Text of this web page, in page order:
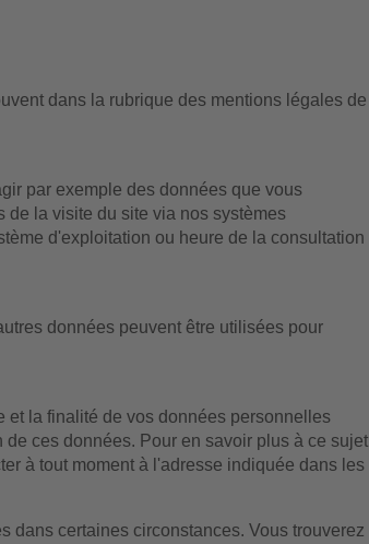
dans la rubrique des mentions légales de
par exemple des données que vous
de la visite du site via nos systèmes
d'exploitation ou heure de la consultation
données peuvent être utilisées pour
et la finalité de vos données personnelles
ces données. Pour en savoir plus à ce sujet
à tout moment à l'adresse indiquée dans les
dans certaines circonstances. Vous trouverez